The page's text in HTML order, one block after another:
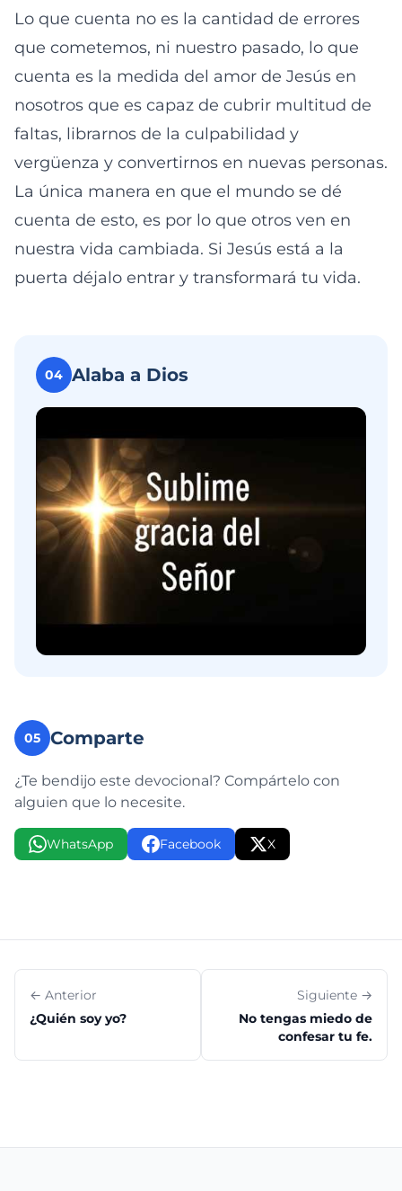
Lo que cuenta no es la cantidad de errores
que cometemos, ni nuestro pasado, lo que
cuenta es la medida del amor de Jesús en
nosotros que es capaz de cubrir multitud de
faltas, librarnos de la culpabilidad y
vergüenza y convertirnos en nuevas personas.
La única manera en que el mundo se dé
cuenta de esto, es por lo que otros ven en
nuestra vida cambiada. Si Jesús está a la
puerta déjalo entrar y transformará tu vida.
04 Alaba a Dios
05 Comparte
¿Te bendijo este devocional? Compártelo con
alguien que lo necesite.
WhatsApp Facebook X
← Anterior
¿Quién soy yo?
Siguiente →
No tengas miedo de
confesar tu fe.